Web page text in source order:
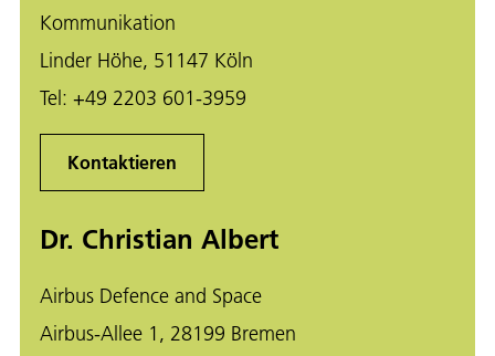
Kommunikation
Linder Höhe, 51147 Köln
Tel: +49 2203 601-3959
Kontaktieren
Dr. Christian Albert
Airbus Defence and Space
Airbus-Allee 1, 28199 Bremen